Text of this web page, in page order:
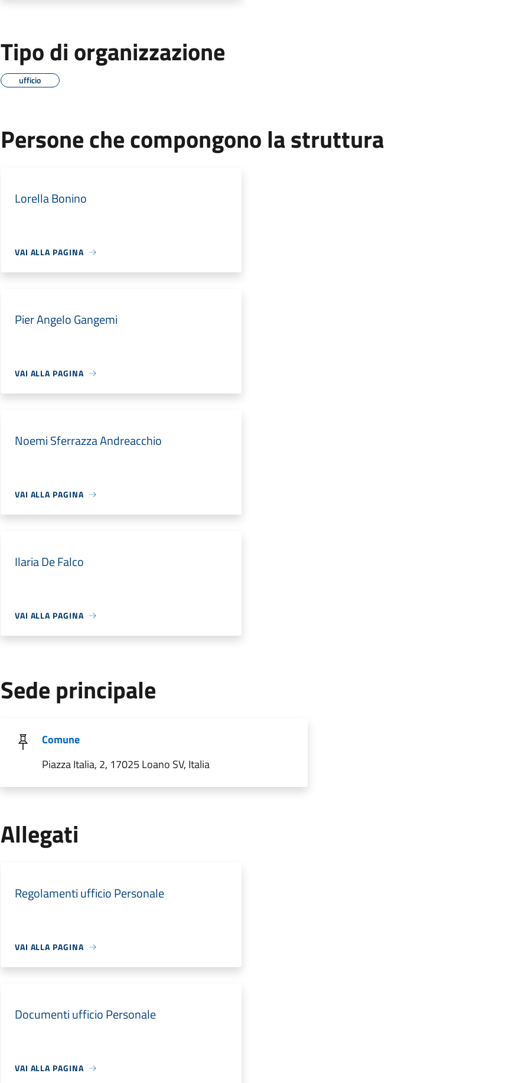
Tipo di organizzazione
ufficio
Persone che compongono la struttura
Lorella Bonino
VAI ALLA PAGINA
Pier Angelo Gangemi
VAI ALLA PAGINA
Noemi Sferrazza Andreacchio
VAI ALLA PAGINA
Ilaria De Falco
VAI ALLA PAGINA
Sede principale
Comune
Piazza Italia, 2, 17025 Loano SV, Italia
Allegati
Regolamenti ufficio Personale
VAI ALLA PAGINA
Documenti ufficio Personale
VAI ALLA PAGINA